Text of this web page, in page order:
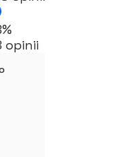
opinii